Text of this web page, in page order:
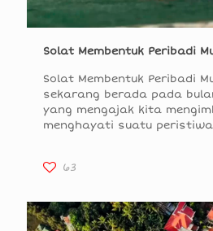
Solat Membentuk Peribadi
Solat Membentuk Peribadi
sekarang berada pada
yang mengajak kita
menghayati suatu peristiwa
63